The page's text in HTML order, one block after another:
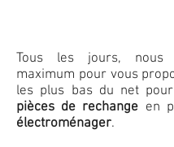
Tous les jours, nous
maximum pour vous
les plus bas du net
pièces de rechange en
électroménager.